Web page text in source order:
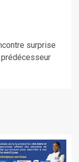
surprise